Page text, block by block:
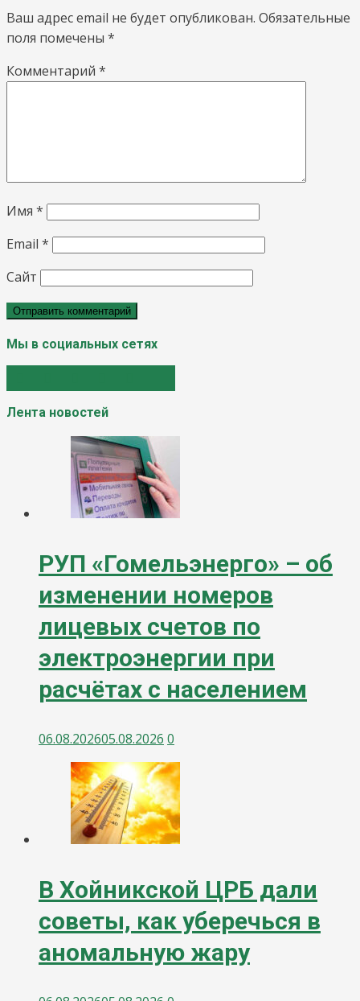
Ваш адрес email не будет опубликован. Обязательные
поля помечены *
Комментарий *
Имя *
Email *
Сайт
Мы в социальных сетях
Лента новостей
РУП «Гомельэнерго» – об
изменении номеров
лицевых счетов по
электроэнергии при
расчётах с населением
06.08.202605.08.2026 0
В Хойникской ЦРБ дали
советы, как уберечься в
аномальную жару